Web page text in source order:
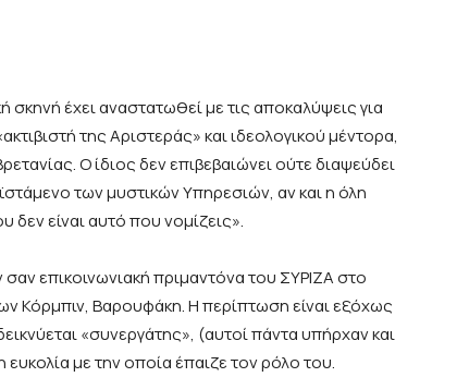
σκηνή έχει αναστατωθεί με τις αποκαλύψεις για
της Αριστεράς» και ιδεολογικού μέντορα,
Ο ίδιος δεν επιβεβαιώνει ούτε διαψεύδει
των μυστικών Υπηρεσιών, αν και η όλη
δεν είναι αυτό που νομίζεις».
επικοινωνιακή πριμαντόνα του ΣΥΡΙΖΑ στο
Κόρμπιν, Βαρουφάκη. Η περίπτωση είναι εξόχως
«συνεργάτης», (αυτοί πάντα υπήρχαν και
με την οποία έπαιζε τον ρόλο του.